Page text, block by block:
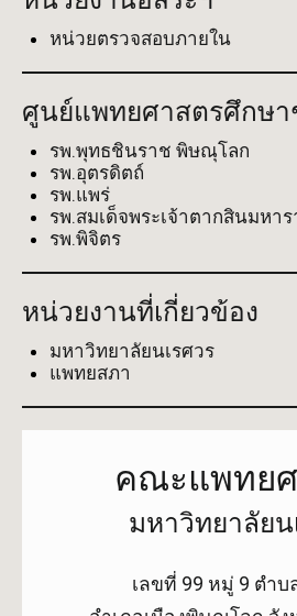
หน่วยตรวจสอบภายใน
ศูนย์แพทยศาสตรศึกษ
รพ.พุทธชินราช พิษณุโลก
รพ.อุตรดิตถ์
รพ.แพร่
รพ.สมเด็จพระเจ้าตากสินมหา
รพ.พิจิตร
หน่วยงานที่เกี่ยวข้อง
มหาวิทยาลัยนเรศวร
แพทยสภา
คณะแพทย
มหาวิทยาลัยน
เลขที่ 99 หมู่ 9 ตำบ